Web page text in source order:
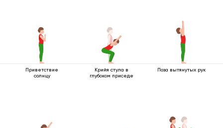
Приветствие
солнцу
Крийя стула в
глубоком приседе
Поза вытянутых рук